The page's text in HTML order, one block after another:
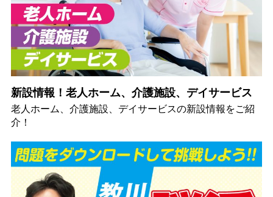
新設情報！老人ホーム、介護施設、デイサービス
老人ホーム、介護施設、デイサービスの新設情報をご紹
介！